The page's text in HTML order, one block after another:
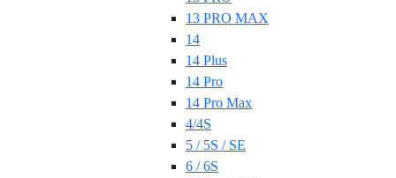
13 PRO MAX
14
14 Plus
14 Pro
14 Pro Max
4/4S
5 / 5S / SE
6 / 6S